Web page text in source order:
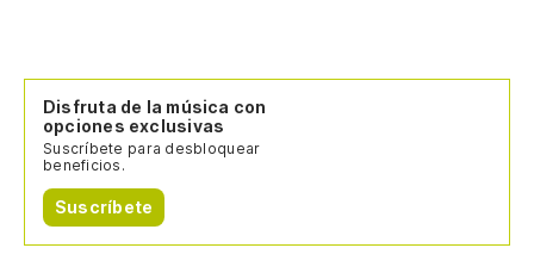
Disfruta de la música con
opciones exclusivas
Suscríbete para desbloquear
beneficios.
Suscríbete